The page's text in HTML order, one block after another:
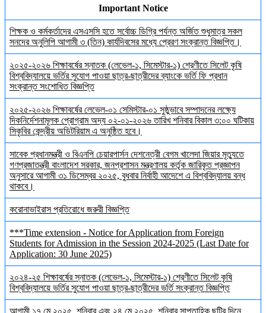
Important Notice
শিক্ষক ও কর্মকর্তাদের এসএসসি হতে সর্বোচ্চ ডিগ্রি পর্যন্ত অর্জিত শুধুমাত্র সকল
সনদের অনুলিপি আগামী ৩ (তিন) কার্যদিবসের মধ্যে প্রেরণ সংক্রান্ত বিজ্ঞপ্তি।
২০২৫-২০২৬ শিক্ষাবর্ষের স্নাতক (লেভেল-১, সিমেস্টার-১) শ্রেণীতে সিলেট কৃষি
বিশ্ববিদ্যালয়ে ভর্তির সুযোগ পাওয়া ছাত্র-ছাত্রীদের ব্যাংকে ভর্তি ফি প্রধান
সংক্রান্ত সংশোধিত বিজ্ঞপ্তি
২০২৫-২০২৬ শিক্ষাবর্ষের লেভেল-০১ সেমিস্টার-০১ সুষ্ঠুভাবে সম্পাদনের লক্ষ্যে
দিকনির্দেশনামূলক প্রোগ্রাম অদ্য ০২-০১-২০২৬ তারিখ শনিবার বিকাল ৩:০০ ঘটিকায়
সিকৃবির কেন্দ্রীয় অডিটরিয়াম এ অনুষ্ঠিত হবে।
সাবেক প্রধানমন্ত্রী ও বিএনপি চেয়ারপার্সন দেশনেত্রী বেগম খালেদা জিয়ার মৃত্যুতে
গণপ্রজাতন্ত্রী বাংলাদেশ সরকার, জনপ্রশাসন মন্ত্রণালয় কর্তৃক জারিকৃত প্রজ্ঞাপন
অনুসারে আগামী ৩১ ডিসেম্বর ২০২৫, বুধবার নির্বাহী আদেশে এ বিশ্ববিদ্যালয় বন্ধ
থাকবে।
করোনাভাইরাস প্রতিরোধে জরুরী বিজ্ঞপ্তি
***Time extension - Notice for Application from Foreign
Students for Admission in the Session 2024-2025 (Last Date for
Application: 30 June 2025)
২০২৪-২৫ শিক্ষাবর্ষের স্নাতক (লেভেল-১, সিমেস্টার-১) শ্রেণীতে সিলেট কৃষি
বিশ্ববিদ্যালয়ে ভর্তির সুযোগ পাওয়া ছাত্র-ছাত্রীদের ভর্তি সংক্রান্ত বিজ্ঞপ্তি